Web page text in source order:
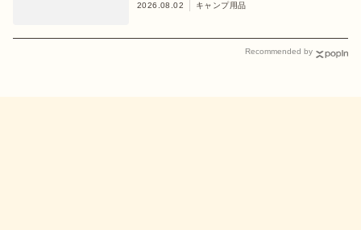
2026.08.02 キャンプ用品
Recommended by